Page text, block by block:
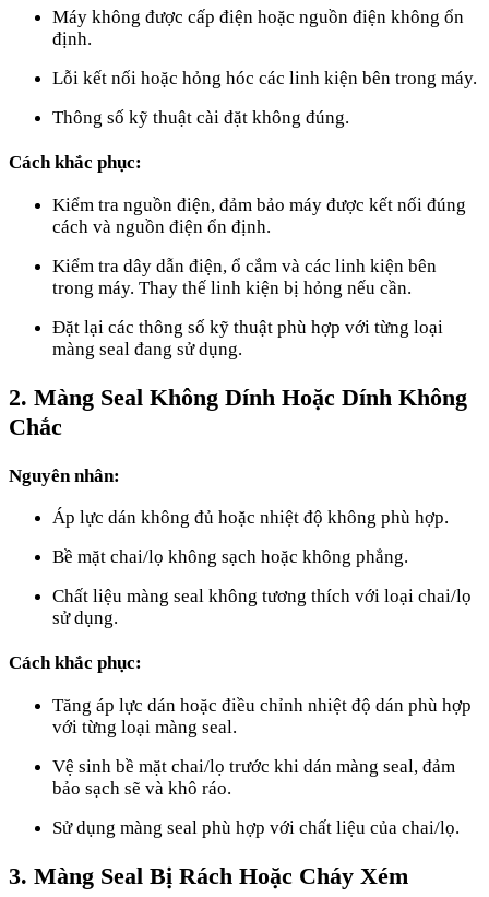
Máy không được cấp điện hoặc nguồn điện không ổn
định.
Lỗi kết nối hoặc hỏng hóc các linh kiện bên trong máy.
Thông số kỹ thuật cài đặt không đúng.
Cách khắc phục:
Kiểm tra nguồn điện, đảm bảo máy được kết nối đúng
cách và nguồn điện ổn định.
Kiểm tra dây dẫn điện, ổ cắm và các linh kiện bên
trong máy. Thay thế linh kiện bị hỏng nếu cần.
Đặt lại các thông số kỹ thuật phù hợp với từng loại
màng seal đang sử dụng.
2. Màng Seal Không Dính Hoặc Dính Không
Chắc
Nguyên nhân:
Áp lực dán không đủ hoặc nhiệt độ không phù hợp.
Bề mặt chai/lọ không sạch hoặc không phẳng.
Chất liệu màng seal không tương thích với loại chai/lọ
sử dụng.
Cách khắc phục:
Tăng áp lực dán hoặc điều chỉnh nhiệt độ dán phù hợp
với từng loại màng seal.
Vệ sinh bề mặt chai/lọ trước khi dán màng seal, đảm
bảo sạch sẽ và khô ráo.
Sử dụng màng seal phù hợp với chất liệu của chai/lọ.
3. Màng Seal Bị Rách Hoặc Cháy Xém